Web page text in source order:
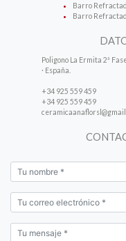
Barro
Barro
Poligono La Ermita 2ª
· España.
+34 925 559 459
+34 925 559 459